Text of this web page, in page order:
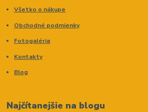
Všetko o nákupe
Obchodné podmienky
Fotogaléria
Kontakty
Blog
Najčítanejšie na blogu